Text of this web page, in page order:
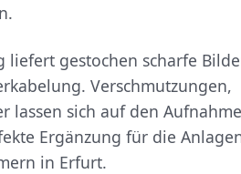
liefert gestochen scharfe
Verschmutzungen,
lassen sich auf den
Ergänzung für die
in Erfurt.